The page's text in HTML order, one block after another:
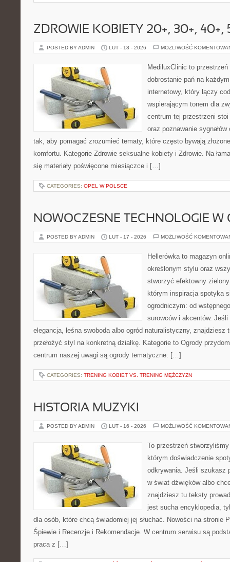
ZDROWIE KOBIETY 20+, 30+, 40+,
POSTED BY ADMIN LUT - 18 - 2026 MOŻLIWOŚĆ
MediluxClinic to
dobrostanie pań na
internetowy, który łączy
wspierającym tonem dla
centrum tej przestrzeni
oraz poznawanie
tak, aby pomagać zrozumieć tematy, które często bywają
komfortu. Kategorie Zdrowie seksualne kobiety i Zdrowie. Na
się materiały poświęcone miesiączce i […]
CATEGORIES: OPEL W POLSCE
NOWOCZESNE TECHNOLOGIE W
POSTED BY ADMIN LUT - 17 - 2026 MOŻLIWOŚĆ
Hellerówka to magazyn
określonym stylu oraz
stworzyć efektowny
którym inspiracja spotyka
ogrodniczym: od
surowców i akcentów.
elegancja, leśna swoboda albo ogród naturalistyczny, znajdziesz
przełożyć styl na konkretną działkę. Kategorie to Ogrody
centrum naszej uwagi są ogrody tematyczne: […]
CATEGORIES: TRENING KOBIET VS. TRENING MĘŻCZYZN
HISTORIA MUZYKI
POSTED BY ADMIN LUT - 16 - 2026 MOŻLIWOŚĆ
To przestrzeń
którym doświadczenie
odkrywania. Jeśli szukasz
w świat dźwięków albo
znajdziesz tu teksty
jest sucha encyklopedia,
dla osób, które chcą świadomiej jej słuchać. Nowości na stronie
Śpiewie i Recenzje i Rekomendacje. W centrum serwisu są
praca z […]